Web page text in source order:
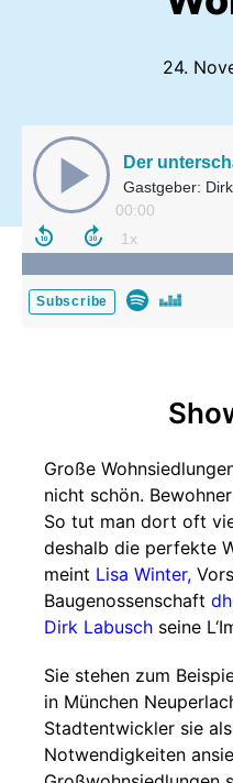
24.
Gastgeber:
00:00
Subscribe
Große
nicht schön.
So tut man dort oft
deshalb die perfekte
meint Lisa Winter,
Baugenossenschaft
Dirk Labusch seine
Sie stehen zum
in München
Stadtentwickler sie
Notwendigkeiten